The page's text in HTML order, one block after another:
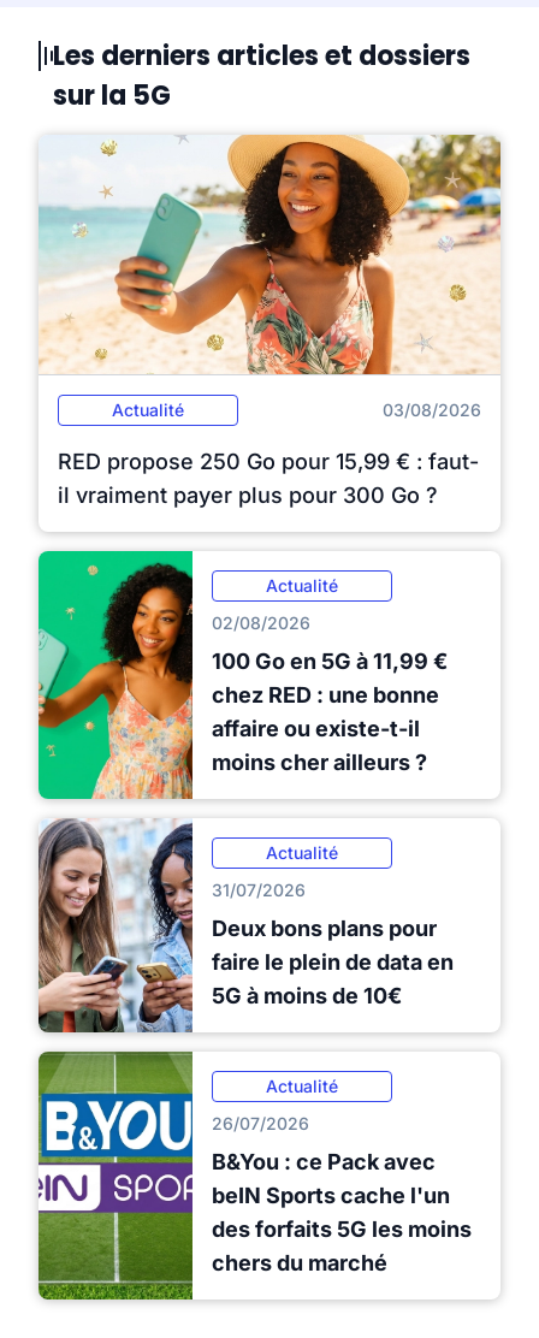
Les derniers articles et dossiers
sur la 5G
Actualité 03/08/2026
RED propose 250 Go pour 15,99 € : faut-
il vraiment payer plus pour 300 Go ?
Actualité
02/08/2026
100 Go en 5G à 11,99 €
chez RED : une bonne
affaire ou existe-t-il
moins cher ailleurs ?
Actualité
31/07/2026
Deux bons plans pour
faire le plein de data en
5G à moins de 10€
Actualité
26/07/2026
B&You : ce Pack avec
beIN Sports cache l'un
des forfaits 5G les moins
chers du marché